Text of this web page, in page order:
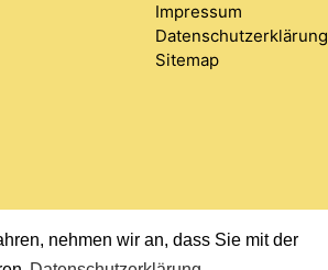
nehmen wir an, dass Sie mit der
Impressum
Datenschutzerklärung
Sitemap